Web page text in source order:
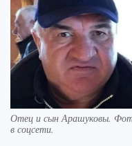
Отец и сын Арашуковы.
в соцсети.